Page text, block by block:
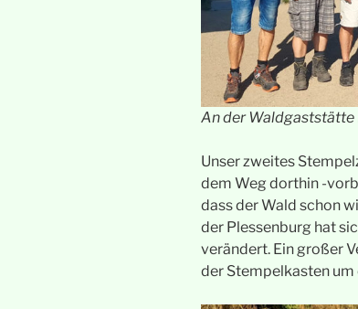
An der Waldgaststätte
Unser zweites
dem Weg dorthin -
dass der Wald schon
der Plessenburg hat
verändert. Ein großer
der Stempelkasten